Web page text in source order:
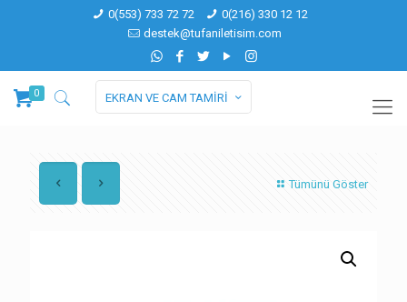
0(553) 733 72 72
0(216) 330 12 12
destek@tufaniletisim.com
0 EKRAN VE CAM TAMİRİ
Tümünü Göster